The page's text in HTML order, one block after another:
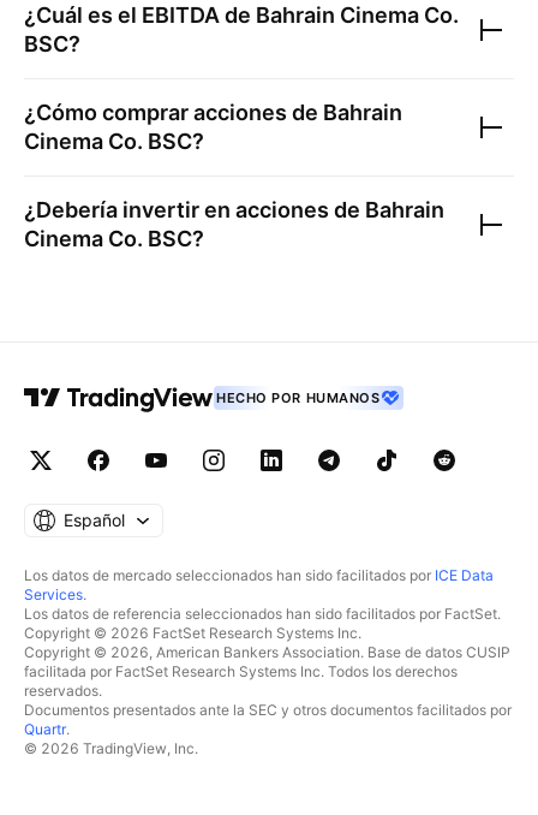
¿Cuál es el EBITDA de Bahrain Cinema Co.
BSC?
¿Cómo comprar acciones de Bahrain
Cinema Co. BSC?
¿Debería invertir en acciones de Bahrain
Cinema Co. BSC?
HECHO POR HUMANOS
Español
Los datos de mercado seleccionados han sido facilitados por ICE Data
Services.
Los datos de referencia seleccionados han sido facilitados por FactSet.
Copyright © 2026 FactSet Research Systems Inc.
Copyright © 2026, American Bankers Association. Base de datos CUSIP
facilitada por FactSet Research Systems Inc. Todos los derechos
reservados.
Documentos presentados ante la SEC y otros documentos facilitados por
Quartr.
© 2026 TradingView, Inc.